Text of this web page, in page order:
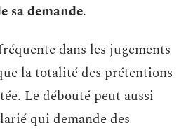
sa demande.
dans les jugements
la totalité des prétentions
Le débouté peut aussi
qui demande des